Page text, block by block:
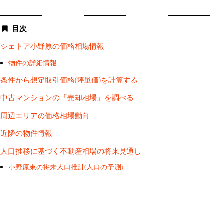
目次
シェトア小野原の価格相場情報
物件の詳細情報
条件から想定取引価格(坪単価)を計算する
中古マンションの「売却相場」を調べる
周辺エリアの価格相場動向
近隣の物件情報
人口推移に基づく不動産相場の将来見通し
小野原東の将来人口推計(人口の予測)